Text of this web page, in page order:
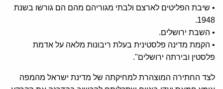
• שיבת הפליטים לארצם ולבתי מגוריהם מהם הם גורשו בשנת
1948.
• השבת ירושלים.
• הקמת מדינה פלסטינית בעלת ריבונות מלאה על אדמת
פלסטין ובירתה ירושלים".
לצד החתירה המוצהרת למחיקתה של מדינת ישראל מהמפה